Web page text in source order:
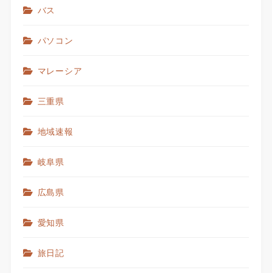
バス
パソコン
マレーシア
三重県
地域速報
岐阜県
広島県
愛知県
旅日記